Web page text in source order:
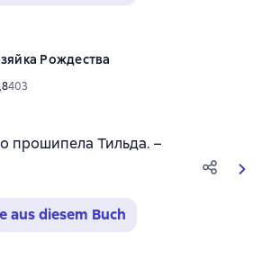
Рождества
рейтинг 4,8 на основе 403 оценок
403
прошипела Тильда. –
aus diesem Buch